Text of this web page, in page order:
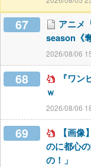
67
アニメ
season《
2026/08/06
68
『ワ
ｗ
2026/08/06
69
【画
のに都心
の！」